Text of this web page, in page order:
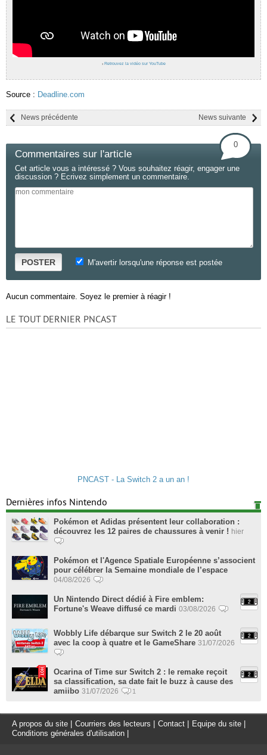
› Retrouvez la vidéo sur YouTube
Source : Deadline.com
News suivante
News précédente
Commentaires sur l'article
0
Cet article vous a intéressé ? Vous souhaitez réagir, engager une
discussion ? Ecrivez simplement un commentaire.
POSTER M'avertir lorsqu'une réponse est postée
Aucun commentaire. Soyez le premier à réagir !
LE TOUT DERNIER PNCAST
PNCAST - La Switch 2 a un an !
Dernières infos Nintendo
Pokémon et Adidas présentent leur collaboration :
découvrez les 12 paires de chaussures à venir ! hier
Pokémon et l'Agence Spatiale Européenne s’associent
pour célébrer la Semaine mondiale de l’espace
04/08/2026
Un Nintendo Direct dédié à Fire emblem:
Fortune's Weave diffusé ce mardi 03/08/2026
Wobbly Life débarque sur Switch 2 le 20 août
avec la coop à quatre et le GameShare 31/07/2026
Ocarina of Time sur Switch 2 : le remake reçoit
sa classification, sa date fait le buzz à cause des
amiibo 31/07/2026 1
A propos du site Courriers des lecteurs Contact Equipe du site
Conditions générales d'utilisation